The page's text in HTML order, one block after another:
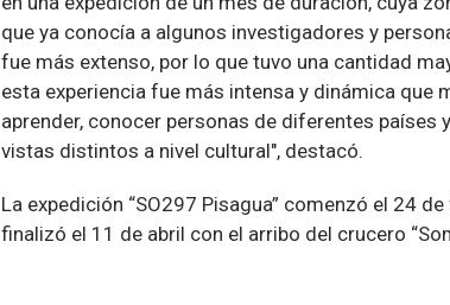
que ya conocía a algunos investigadores y
fue más extenso, por lo que tuvo una cantidad
esta experiencia fue más intensa y dinámica que
aprender, conocer personas de diferentes
vistas distintos a nivel cultural", destacó.
La expedición “SO297 Pisagua” comenzó el 24
finalizó el 11 de abril con el arribo del crucero